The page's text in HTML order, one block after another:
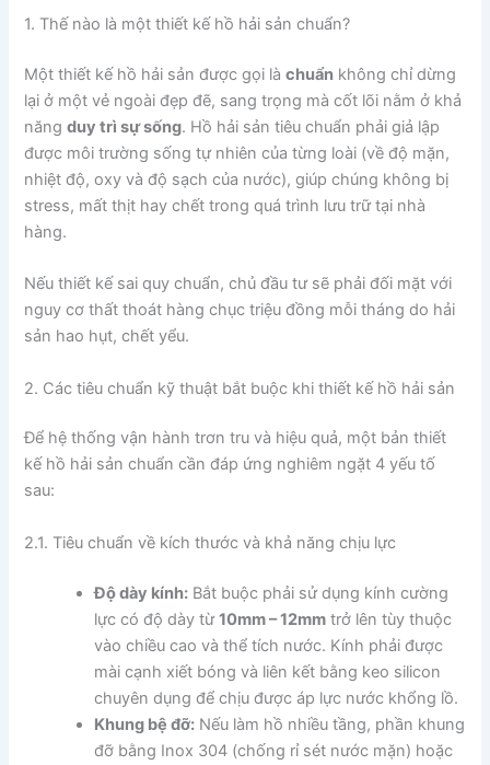
1. Thế nào là một thiết kế hồ hải sản chuẩn?
Một thiết kế hồ hải sản được gọi làchuẩn không chỉ dừng
lại ở một vẻ ngoài đẹp đẽ, sang trọng mà cốt lõi nằm ở khả
năngduy trì sự sống. Hồ hải sản tiêu chuẩn phải giả lập
được môi trường sống tự nhiên của từng loài (về độ mặn,
nhiệt độ, oxy và độ sạch của nước), giúp chúng không bị
stress, mất thịt hay chết trong quá trình lưu trữ tại nhà
hàng.
Nếu thiết kế sai quy chuẩn, chủ đầu tư sẽ phải đối mặt với
nguy cơ thất thoát hàng chục triệu đồng mỗi tháng do hải
sản hao hụt, chết yểu.
2. Các tiêu chuẩn kỹ thuật bắt buộc khi thiết kế hồ hải sản
Để hệ thống vận hành trơn tru và hiệu quả, một bản thiết
kế hồ hải sản chuẩn cần đáp ứng nghiêm ngặt 4 yếu tố
sau:
2.1. Tiêu chuẩn về kích thước và khả năng chịu lực
Độ dày kính: Bắt buộc phải sử dụng kính cường
lực có độ dày từ10mm – 12mm trở lên tùy thuộc
vào chiều cao và thể tích nước. Kính phải được
mài cạnh xiết bóng và liên kết bằng keo silicon
chuyên dụng để chịu được áp lực nước khổng lồ.
Khung bệ đỡ: Nếu làm hồ nhiều tầng, phần khung
đỡ bằng Inox 304 (chống rỉ sét nước mặn) hoặc